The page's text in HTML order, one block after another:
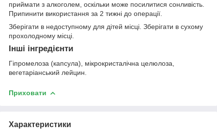
приймати з алкоголем, оскільки може посилитися сонливість.
Припинити використання за 2 тижні до операції.
Зберігати в недоступному для дітей місці. Зберігати в сухому
прохолодному місці.
Інші інгредієнти
Гіпромелоза (капсула), мікрокристалічна целюлоза,
вегетаріанський лейцин.
Приховати
Характеристики